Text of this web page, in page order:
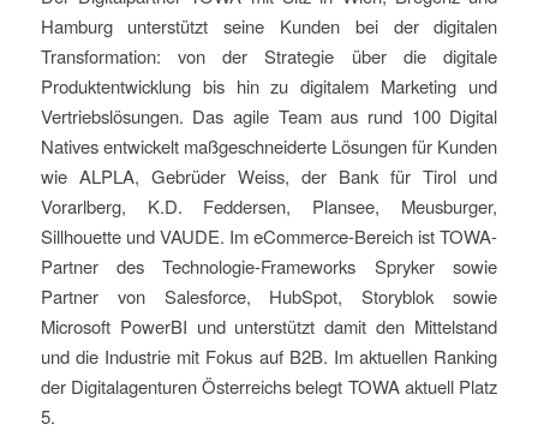
Hamburg unterstützt seine Kunden bei der digitalen
Transformation: von der Strategie über die digitale
Produktentwicklung bis hin zu digitalem Marketing und
Vertriebslösungen. Das agile Team aus rund 100 Digital
Natives entwickelt maßgeschneiderte Lösungen für Kunden
wie ALPLA, Gebrüder Weiss, der Bank für Tirol und
Vorarlberg, K.D. Feddersen, Plansee, Meusburger,
Sillhouette und VAUDE. Im eCommerce-Bereich ist TOWA-
Partner des Technologie-Frameworks Spryker sowie
Partner von Salesforce, HubSpot, Storyblok sowie
Microsoft PowerBI und unterstützt damit den Mittelstand
und die Industrie mit Fokus auf B2B. Im aktuellen Ranking
der Digitalagenturen Österreichs belegt TOWA aktuell Platz
5.